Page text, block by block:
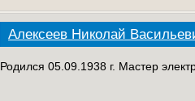
Алексеев Николай
Родился 05.09.1938 г. Мастер